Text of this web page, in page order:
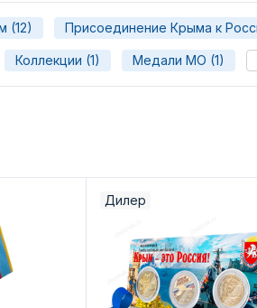
(12) Присоединение Крыма к
Коллекции (1) Медали МО (1)
Дилер